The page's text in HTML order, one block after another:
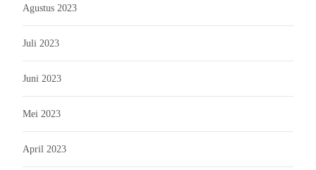
Agustus 2023
Juli 2023
Juni 2023
Mei 2023
April 2023